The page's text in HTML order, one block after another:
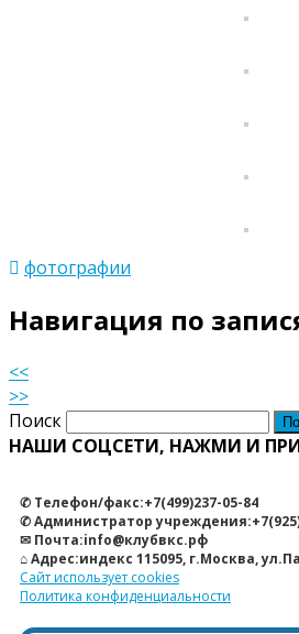
фотографии
Навигация по
<<
>>
Поиск
НАШИ СОЦСЕТИ, НАЖМИ И
✆ Телефон/факс:+7(499)237-05-84
✆ Администратор
✉ Почта:info@клубвкс.рф
⌂ Адрес:индекс 115095, г.Москва,
Сайт использует cookies
Политика конфиденциальности